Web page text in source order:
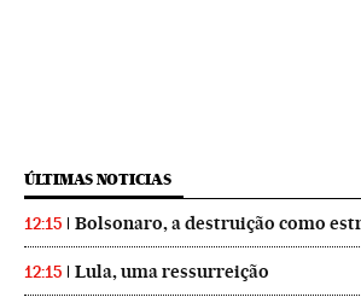
ÚLTIMAS NOTICIAS
12:15 Bolsonaro, a destruição como
12:15 Lula, uma ressurreição